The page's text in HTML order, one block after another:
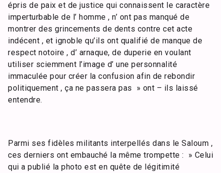
épris de paix et de justice qui connaissent le caractère
imperturbable de l’ homme , n’ ont pas manqué de
montrer des grincements de dents contre cet acte
indécent , et ignoble qu’ils ont qualifié de manque de
respect notoire , d’ arnaque, de duperie en voulant
utiliser sciemment l’image d’ une personnalité
immaculée pour créer la confusion afin de rebondir
politiquement , ça ne passera pas » ont – ils laissé
entendre.
Parmi ses fidèles militants interpellés dans le Saloum ,
ces derniers ont embauché la même trompette : » Celui
qui a publié la photo est en quête de légitimité